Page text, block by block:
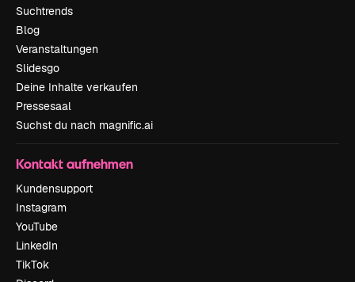
Suchtrends
Blog
Veranstaltungen
Slidesgo
Deine Inhalte verkaufen
Pressesaal
Suchst du nach magnific.ai
Kontakt aufnehmen
Kundensupport
Instagram
YouTube
LinkedIn
TikTok